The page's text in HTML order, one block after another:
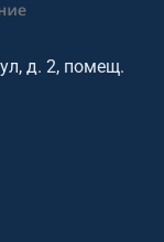
д. 2, помещ.